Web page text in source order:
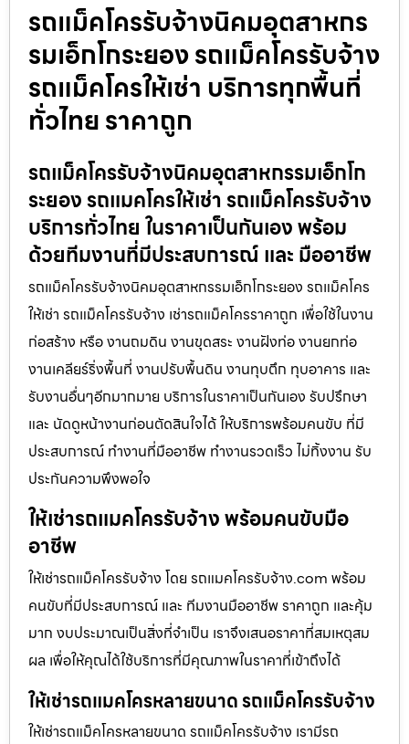
รถแม็คโครรับจ้างนิคมอุตสาหกร
รมเอ็กโกระยอง รถแม็คโครรับจ้าง
รถแม็คโครให้เช่า บริการทุกพื้นที่
ทั่วไทย ราคาถูก
รถแม็คโครรับจ้างนิคมอุตสาหกรรมเอ็กโก
ระยอง รถแมคโครให้เช่า รถแม็คโครรับจ้าง
บริการทั่วไทย ในราคาเป็นกันเอง พร้อม
ด้วยทีมงานที่มีประสบการณ์ และ มืออาชีพ
รถแม็คโครรับจ้างนิคมอุตสาหกรรมเอ็กโกระยอง รถแม็คโคร
ให้เช่า รถแม็คโครรับจ้าง เช่ารถแม็คโครราคาถูก เพื่อใช้ในงาน
ก่อสร้าง หรือ งานถมดิน งานขุดสระ งานฝังท่อ งานยกท่อ
งานเคลียร์ริ่งพื้นที่ งานปรับพื้นดิน งานทุบตึก ทุบอาคาร และ
รับงานอื่นๆอีกมากมาย บริการในราคาเป็นกันเอง รับปรึกษา
และ นัดดูหน้างานก่อนตัดสินใจได้ ให้บริการพร้อมคนขับ ที่มี
ประสบการณ์ ทำงานที่มืออาชีพ ทำงานรวดเร็ว ไม่ทิ้งงาน รับ
ประกันความพึงพอใจ
ให้เช่ารถแมคโครรับจ้าง พร้อมคนขับมือ
อาชีพ
ให้เช่ารถแม็คโครรับจ้าง โดย รถแมคโครรับจ้าง.com พร้อม
คนขับที่มีประสบการณ์ และ ทีมงานมืออาชีพ ราคาถูก และคุ้ม
มาก งบประมาณเป็นสิ่งที่จำเป็น เราจึงเสนอราคาที่สมเหตุสม
ผล เพื่อให้คุณได้ใช้บริการที่มีคุณภาพในราคาที่เข้าถึงได้
ให้เช่ารถแมคโครหลายขนาด รถแม็คโครรับจ้าง
ให้เช่ารถแม็คโครหลายขนาด รถแม็คโครรับจ้าง เรามีรถ